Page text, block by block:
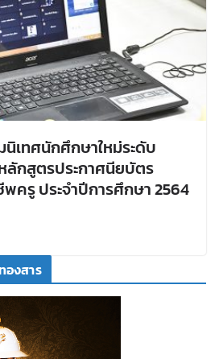
เทศนักศึกษาใหม่ระดับ
กสูตรประกาศนียบัตร
ครู ประจำปีการศึกษา 2564
องสาร